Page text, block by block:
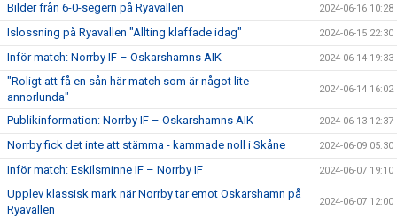
Bilder från 6-0-segern på Ryavallen 2024-06-16 10:28
Islossning på Ryavallen "Allting klaffade idag" 2024-06-15 22:30
Inför match: Norrby IF – Oskarshamns AIK 2024-06-14 19:33
"Roligt att få en sån här match som är något lite
annorlunda"
2024-06-14 16:02
Publikinformation: Norrby IF – Oskarshamns AIK 2024-06-13 12:37
Norrby fick det inte att stämma - kammade noll i Skåne 2024-06-09 05:30
Inför match: Eskilsminne IF – Norrby IF 2024-06-07 19:10
Upplev klassisk mark när Norrby tar emot Oskarshamn på
Ryavallen
2024-06-07 12:00